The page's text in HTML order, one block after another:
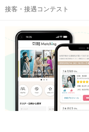
接客・接遇コンテスト